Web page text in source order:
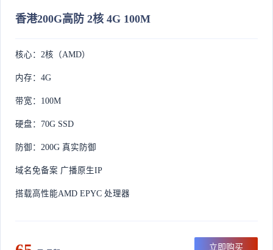
香港200G高防 2核 4G 100M
核心：2核（AMD）
内存：4G
带宽：100M
硬盘：70G SSD
防御：200G 真实防御
域名免备案 广播原生IP
搭载高性能AMD EPYC 处理器
立即购买